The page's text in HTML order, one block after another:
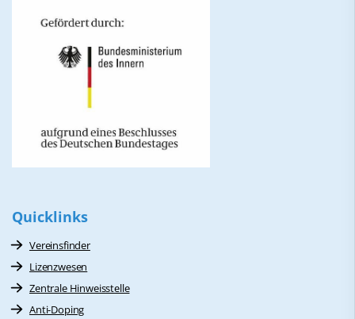
Quicklinks
Vereinsfinder
Lizenzwesen
Zentrale Hinweisstelle
Anti-Doping